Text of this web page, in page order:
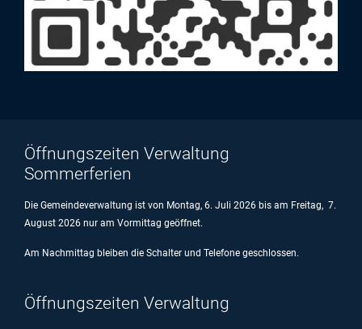
Öffnungszeiten Verwaltung
Sommerferien
Die Gemeindeverwaltung ist von Montag, 6. Juli 2026 bis am Freitag, 7.
August 2026 nur am Vormittag geöffnet.
Am Nachmittag bleiben die Schalter und Telefone geschlossen.
Öffnungszeiten Verwaltung